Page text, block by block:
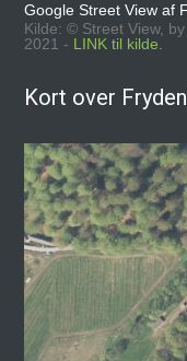
Google Street View af
Kilde: © Street View,
2021 - LINK til kilde.
Kort over